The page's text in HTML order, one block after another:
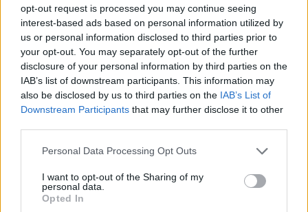
opt-out request is processed you may continue seeing
interest-based ads based on personal information utilized by
us or personal information disclosed to third parties prior to
your opt-out. You may separately opt-out of the further
disclosure of your personal information by third parties on the
IAB’s list of downstream participants. This information may
also be disclosed by us to third parties on the IAB’s List of
Downstream Participants that may further disclose it to other
Please note that this website/app uses one or more Google
not limited to your visit or usage behaviour. You may click to
grant or deny consent to Google and its third-party tags to
use your data for below specified purposes in below Google
Personal Data Processing Opt Outs
I want to opt-out of the Sharing of my
personal data.
Opted In
Video
Player
loading.
a
window.
kérdezték, hogyan nézne ki szerinte a siker az F1-
viccel válaszolt, majd a sorozat jövőjére tért rá.